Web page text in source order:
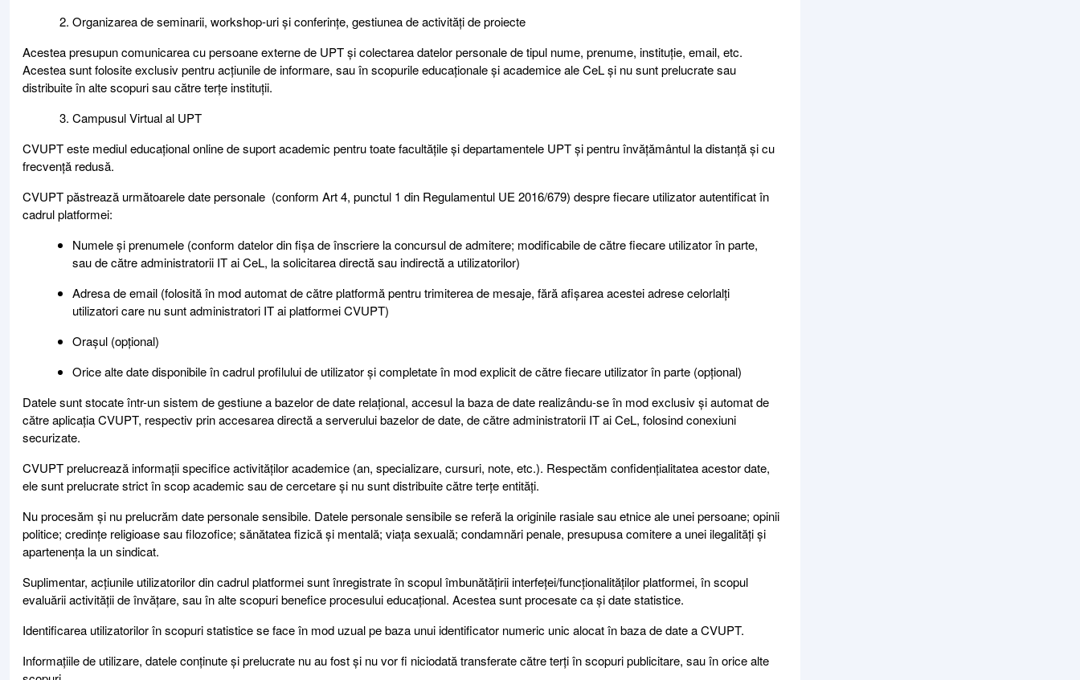
Organizarea de seminarii, workshop-uri și conferințe, gestiunea de activități de proiecte
Acestea presupun comunicarea cu persoane externe de UPT și colectarea datelor personale de tipul nume, prenume, instituție, email, etc.
Acestea sunt folosite exclusiv pentru acțiunile de informare, sau în scopurile educaționale și academice ale CeL și nu sunt prelucrate sau
distribuite în alte scopuri sau către terțe instituții.
Campusul Virtual al UPT
CVUPT este mediul educațional online de suport academic pentru toate facultățile și departamentele UPT și pentru învățământul la distanță și cu
frecvență redusă.
CVUPT păstrează următoarele date personale (conform Art 4, punctul 1 din Regulamentul UE 2016/679) despre fiecare utilizator autentificat în
cadrul platformei:
Numele și prenumele (conform datelor din fișa de înscriere la concursul de admitere; modificabile de către fiecare utilizator în parte,
sau de către administratorii IT ai CeL, la solicitarea directă sau indirectă a utilizatorilor)
Adresa de email (folosită în mod automat de către platformă pentru trimiterea de mesaje, fără afișarea acestei adrese celorlalți
utilizatori care nu sunt administratori IT ai platformei CVUPT)
Orașul (opțional)
Orice alte date disponibile în cadrul profilului de utilizator și completate în mod explicit de către fiecare utilizator în parte (opțional)
Datele sunt stocate într-un sistem de gestiune a bazelor de date relațional, accesul la baza de date realizându-se în mod exclusiv și automat de
către aplicația CVUPT, respectiv prin accesarea directă a serverului bazelor de date, de către administratorii IT ai CeL, folosind conexiuni
securizate.
CVUPT prelucrează informații specifice activităților academice (an, specializare, cursuri, note, etc.). Respectăm confidențialitatea acestor date,
ele sunt prelucrate strict în scop academic sau de cercetare și nu sunt distribuite către terțe entități.
Nu procesăm și nu prelucrăm date personale sensibile. Datele personale sensibile se referă la originile rasiale sau etnice ale unei persoane; opinii
politice; credințe religioase sau filozofice; sănătatea fizică și mentală; viața sexuală; condamnări penale, presupusa comitere a unei ilegalități și
apartenența la un sindicat.
Suplimentar, acțiunile utilizatorilor din cadrul platformei sunt înregistrate în scopul îmbunătățirii interfeței/funcționalităților platformei, în scopul
evaluării activității de învățare, sau în alte scopuri benefice procesului educațional. Acestea sunt procesate ca și date statistice.
Identificarea utilizatorilor în scopuri statistice se face în mod uzual pe baza unui identificator numeric unic alocat în baza de date a CVUPT.
Informațiile de utilizare, datele conținute și prelucrate nu au fost și nu vor fi niciodată transferate către terți în scopuri publicitare, sau în orice alte